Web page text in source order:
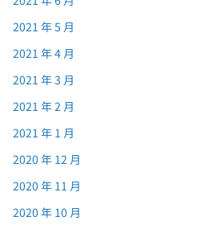
2021 年 5 月
2021 年 4 月
2021 年 3 月
2021 年 2 月
2021 年 1 月
2020 年 12 月
2020 年 11 月
2020 年 10 月